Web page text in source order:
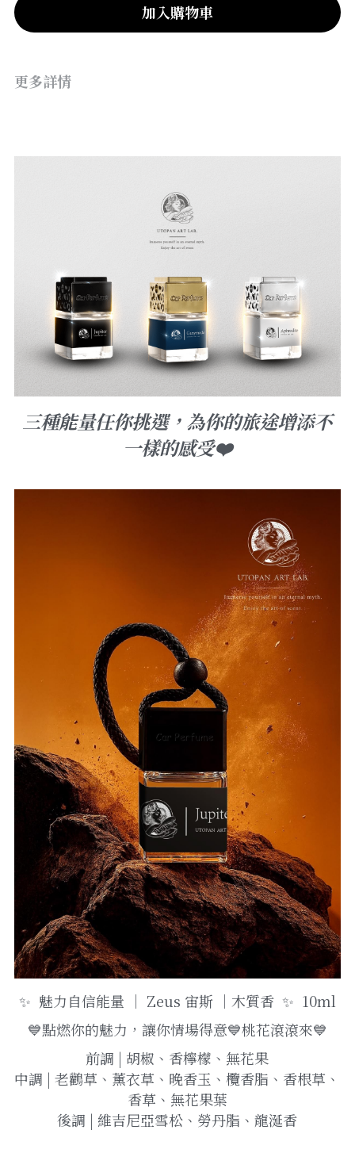
加入購物車
更多詳情
三種能量任你挑選，為你的旅途增添不
一樣的感受❤️
✨  魅力自信能量 ｜ Zeus 宙斯 ｜木質香  ✨  10ml
💙點燃你的魅力，讓你情場得意💙桃花滾滾來💙
前調 | 胡椒、香檸檬、無花果
中調 | 老鸛草、薰衣草、晚香玉、欖香脂、香根草、
香草、無花果葉
後調 | 維吉尼亞雪松、勞丹脂、龍涎香